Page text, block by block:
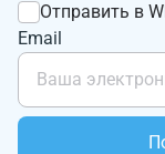
Отправить в
Email